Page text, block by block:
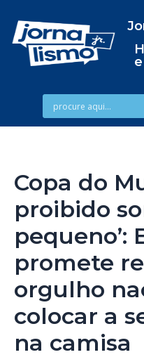
Copa do
proibido
pequeno’:
promete
orgulho
colocar a
na camisa